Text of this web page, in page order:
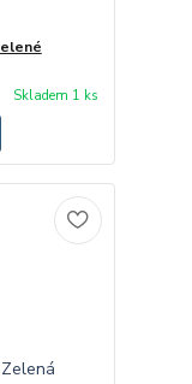
Skladem 1 ks